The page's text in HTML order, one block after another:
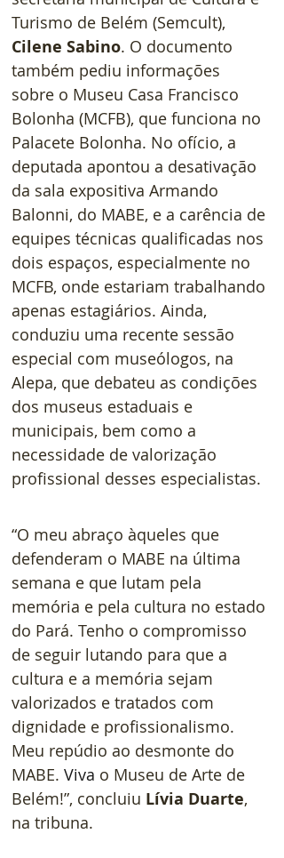
Turismo de Belém (Semcult),
Cilene Sabino. O documento
também pediu informações
sobre o Museu Casa Francisco
Bolonha (MCFB), que funciona no
Palacete Bolonha. No ofício, a
deputada apontou a desativação
da sala expositiva Armando
Balonni, do MABE, e a carência de
equipes técnicas qualificadas nos
dois espaços, especialmente no
MCFB, onde estariam trabalhando
apenas estagiários. Ainda,
conduziu uma recente sessão
especial com museólogos, na
Alepa, que debateu as condições
dos museus estaduais e
municipais, bem como a
necessidade de valorização
profissional desses especialistas.
“O meu abraço àqueles que
defenderam o MABE na última
semana e que lutam pela
memória e pela cultura no estado
do Pará. Tenho o compromisso
de seguir lutando para que a
cultura e a memória sejam
valorizados e tratados com
dignidade e profissionalismo.
Meu repúdio ao desmonte do
MABE. Viva o Museu de Arte de
Belém!”, concluiu Lívia Duarte,
na tribuna.